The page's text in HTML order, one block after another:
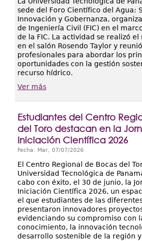
sede del Foro Científico del Agua:
Innovación y Gobernanza,
de Ingeniería Civil (FIC) en el
de la FIC. La actividad se realizó
en el salón Rosendo Taylor y
profesionales para abordar los
oportunidades con la gestión
recurso hídrico.
Ver más
Estudiantes del Centro
del Toro destacan en la
Iniciación Científica 2026
Fecha: Mar, 07/07/2026
El Centro Regional de Bocas del
Universidad Tecnológica de
cabo con éxito, el 30 de junio, la
Iniciación Científica 2026, un
el que estudiantes de las
presentaron innovadores
evidenciando su compromiso con
conocimiento, la innovación
desarrollo sostenible de la región